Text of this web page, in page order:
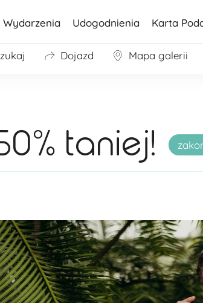
Wydarzenia Udogodnienia Karta
Dojazd Mapa galerii
taniej!